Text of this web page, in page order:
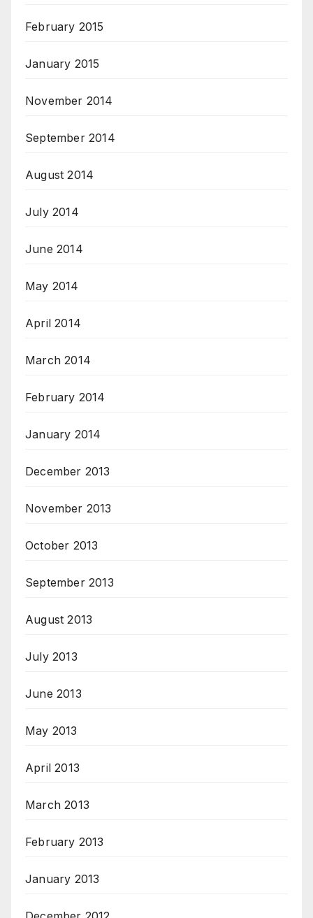
February 2015
January 2015
November 2014
September 2014
August 2014
July 2014
June 2014
May 2014
April 2014
March 2014
February 2014
January 2014
December 2013
November 2013
October 2013
September 2013
August 2013
July 2013
June 2013
May 2013
April 2013
March 2013
February 2013
January 2013